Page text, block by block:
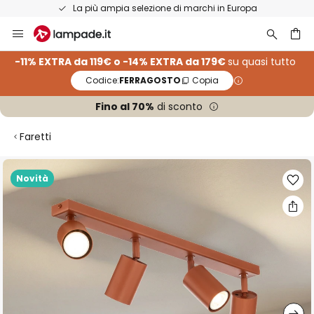
La più ampia selezione di marchi in Europa
Salta
al
contenuto
-11% EXTRA da 119€ o -14% EXTRA da 179€su quasi tutto
Codice:FERRAGOSTO Copia
Fino al 70% di sconto
Faretti
Novità
Vai
alla
galleria